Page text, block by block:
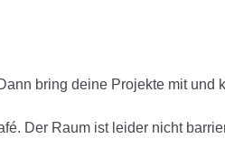
bring deine Projekte mit und
Der Raum ist leider nicht